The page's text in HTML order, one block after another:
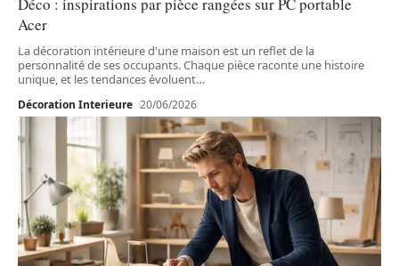
Acer
La décoration intérieure d'une maison est un reflet de la
personnalité de ses occupants. Chaque pièce raconte une histoire
unique, et les tendances évoluent…
Décoration Interieure 20/06/2026